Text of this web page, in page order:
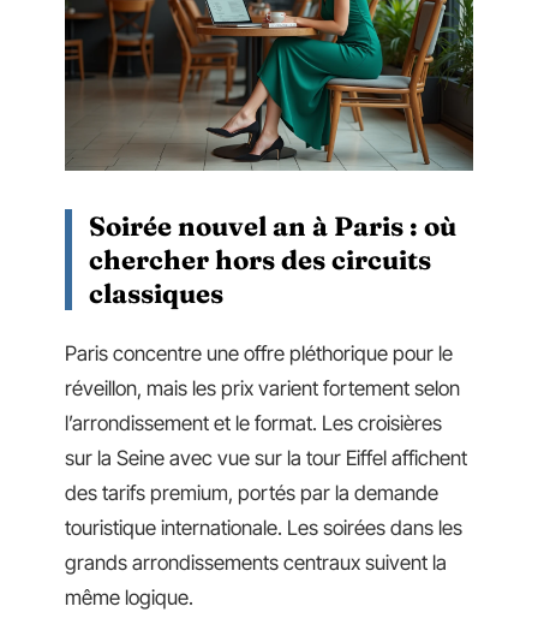
Soirée nouvel an à Paris : où
chercher hors des circuits
classiques
Paris concentre une offre pléthorique pour le
réveillon, mais les prix varient fortement selon
l’arrondissement et le format. Les croisières
sur la Seine avec vue sur la tour Eiffel affichent
des tarifs premium, portés par la demande
touristique internationale. Les soirées dans les
grands arrondissements centraux suivent la
même logique.